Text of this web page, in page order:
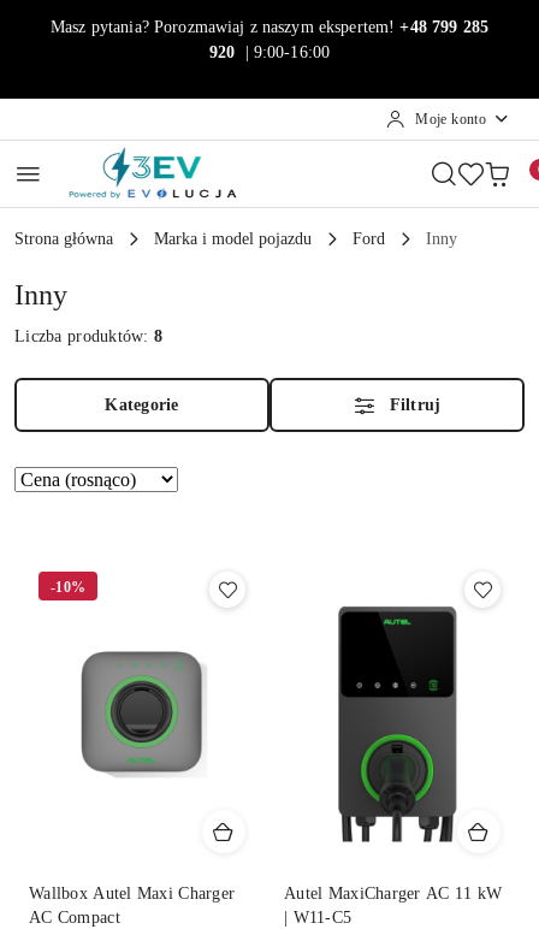
Przejdź do treści głównej
Przejdź do wyszukiwarki
Przejdź do moje konto
Przejdź do menu głównego
Przejdź do stopki
Masz pytania? Porozmawiaj z naszym ekspertem!+48 799 285
920
| 9:00-16:00
Moje konto
Strona główna Marka i model pojazdu Ford Inny
Inny
Liczba produktów:8
Kategorie Filtruj
Zastosowano
Sortuj
Wallbox Autel Maxi Charger
AC Compact
-10%
Autel MaxiCharger AC 11 kW
| W11-C5